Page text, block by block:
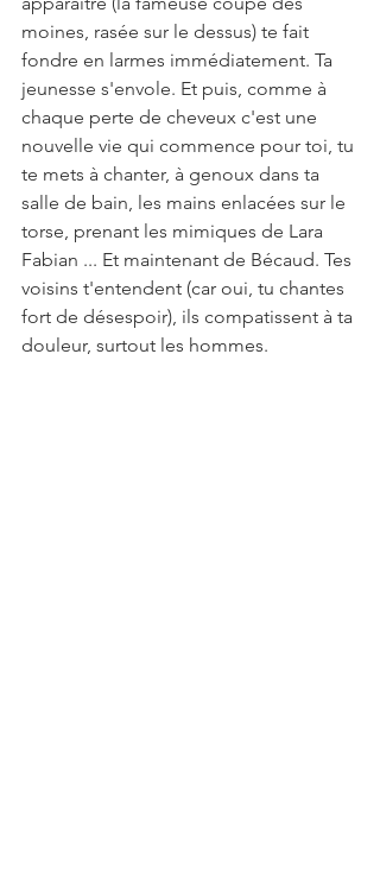
moines, rasée sur le dessus) te fait
fondre en larmes immédiatement. Ta
jeunesse s'envole. Et puis, comme à
chaque perte de cheveux c'est une
nouvelle vie qui commence pour toi, tu
te mets à chanter, à genoux dans ta
salle de bain, les mains enlacées sur le
torse, prenant les mimiques de Lara
Fabian ... Et maintenant de Bécaud. Tes
voisins t'entendent (car oui, tu chantes
fort de désespoir), ils compatissent à ta
douleur, surtout les hommes.